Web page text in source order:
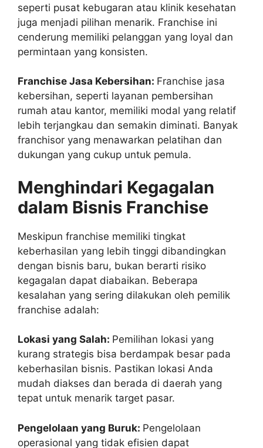
seperti pusat kebugaran atau klinik kesehatan
juga menjadi pilihan menarik. Franchise ini
cenderung memiliki pelanggan yang loyal dan
permintaan yang konsisten.
Franchise Jasa Kebersihan: Franchise jasa
kebersihan, seperti layanan pembersihan
rumah atau kantor, memiliki modal yang relatif
lebih terjangkau dan semakin diminati. Banyak
franchisor yang menawarkan pelatihan dan
dukungan yang cukup untuk pemula.
Menghindari Kegagalan
dalam Bisnis Franchise
Meskipun franchise memiliki tingkat
keberhasilan yang lebih tinggi dibandingkan
dengan bisnis baru, bukan berarti risiko
kegagalan dapat diabaikan. Beberapa
kesalahan yang sering dilakukan oleh pemilik
franchise adalah:
Lokasi yang Salah: Pemilihan lokasi yang
kurang strategis bisa berdampak besar pada
keberhasilan bisnis. Pastikan lokasi Anda
mudah diakses dan berada di daerah yang
tepat untuk menarik target pasar.
Pengelolaan yang Buruk: Pengelolaan
operasional yang tidak efisien dapat